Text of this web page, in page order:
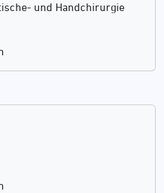
und Handchirurgie